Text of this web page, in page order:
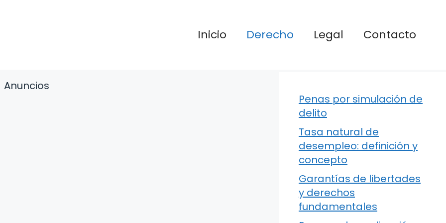
Inicio Derecho Legal Contacto
Anuncios
Penas por simulación de
delito
Tasa natural de
desempleo: definición y
concepto
Garantías de libertades
y derechos
fundamentales